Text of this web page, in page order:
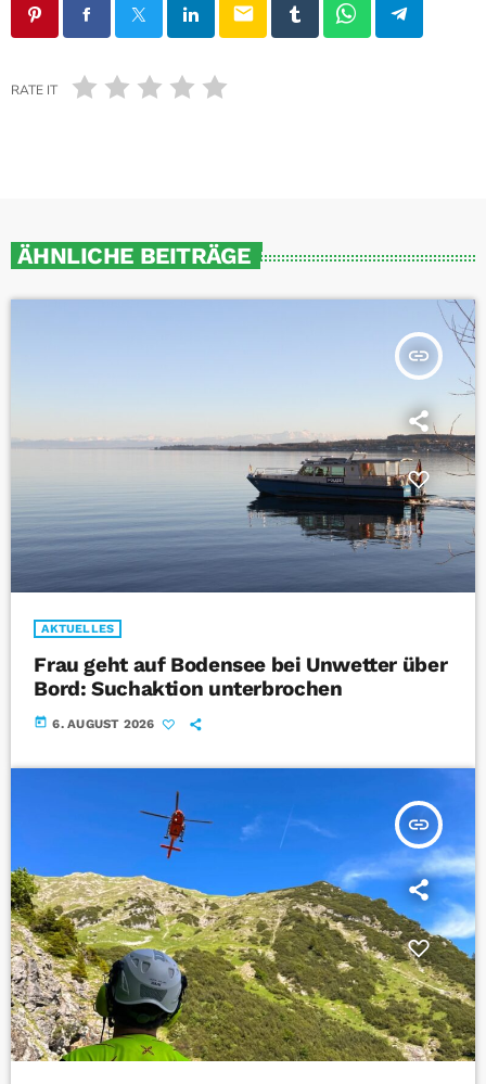
email
RATE IT
ÄHNLICHE BEITRÄGE
insert_link
AKTUELLES
Frau geht auf Bodensee bei Unwetter über
Bord: Suchaktion unterbrochen
today 6. AUGUST 2026
insert_link